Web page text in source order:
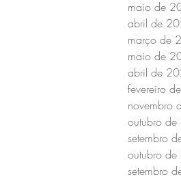
maio de
abril de
março de
maio de
abril de
fevereiro
novembro
outubro
setembro
outubro
setembro